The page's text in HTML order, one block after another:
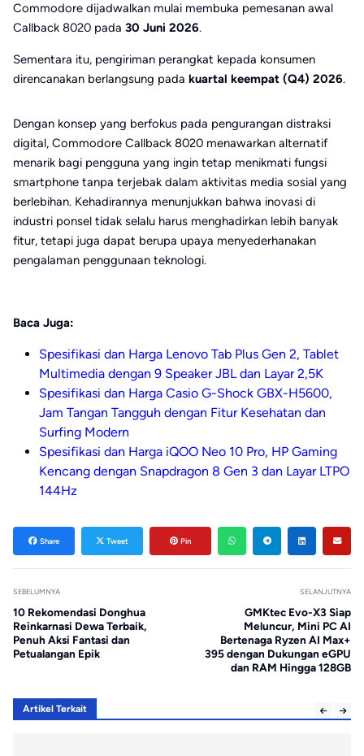
Commodore dijadwalkan mulai membuka pemesanan awal
Callback 8020 pada 30 Juni 2026.
Sementara itu, pengiriman perangkat kepada konsumen
direncanakan berlangsung pada kuartal keempat (Q4) 2026.
Dengan konsep yang berfokus pada pengurangan distraksi
digital, Commodore Callback 8020 menawarkan alternatif
menarik bagi pengguna yang ingin tetap menikmati fungsi
smartphone tanpa terjebak dalam aktivitas media sosial yang
berlebihan. Kehadirannya menunjukkan bahwa inovasi di
industri ponsel tidak selalu harus menghadirkan lebih banyak
fitur, tetapi juga dapat berupa upaya menyederhanakan
pengalaman penggunaan teknologi.
Baca Juga:
Spesifikasi dan Harga Lenovo Tab Plus Gen 2, Tablet
Multimedia dengan 9 Speaker JBL dan Layar 2,5K
Spesifikasi dan Harga Casio G-Shock GBX-H5600,
Jam Tangan Tangguh dengan Fitur Kesehatan dan
Surfing Modern
Spesifikasi dan Harga iQOO Neo 10 Pro, HP Gaming
Kencang dengan Snapdragon 8 Gen 3 dan Layar LTPO
144Hz
Share Tweet Pin
SEBELUMNYA
10 Rekomendasi Donghua
Reinkarnasi Dewa Terbaik,
Penuh Aksi Fantasi dan
Petualangan Epik
SELANJUTNYA
GMKtec Evo-X3 Siap
Meluncur, Mini PC AI
Bertenaga Ryzen AI Max+
395 dengan Dukungan eGPU
dan RAM Hingga 128GB
Artikel Terkait